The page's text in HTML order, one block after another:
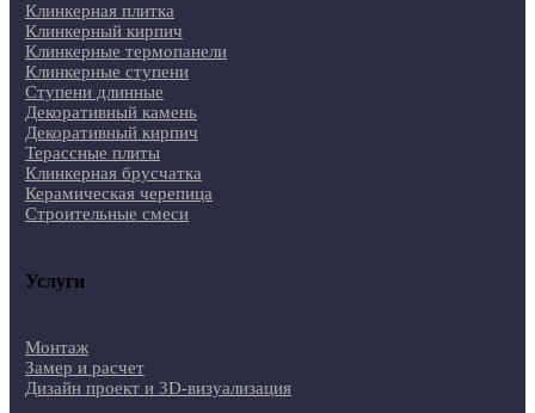
Клинкерная плитка
Клинкерный кирпич
Клинкерные термопанели
Клинкерные ступени
Ступени длинные
Декоративный камень
Декоративный кирпич
Терассные плиты
Клинкерная брусчатка
Керамическая черепица
Строительные смеси
Услуги
Монтаж
Замер и расчет
Дизайн проект и 3D-визуализация